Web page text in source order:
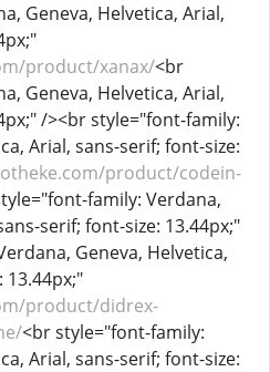
Geneva, Helvetica, Arial,
product/xanax/<br
Geneva, Helvetica, Arial,
/><br style="font-family:
Arial, sans-serif; font-size:
product/codein-
family: Verdana,
serif; font-size: 13.44px;"
Geneva, Helvetica,
13.44px;"
product/didrex-
<br style="font-family:
Arial, sans-serif; font-size: